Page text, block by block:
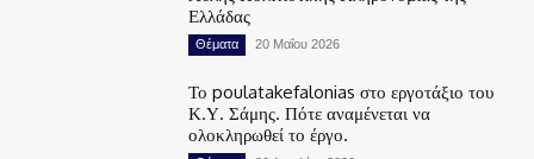
Ελλάδας
Θέματα 20 Μαΐου 2026
Το poulatakefalonias στο εργοτάξιο του
Κ.Υ. Σάμης. Πότε αναμένεται να
ολοκληρωθεί το έργο.